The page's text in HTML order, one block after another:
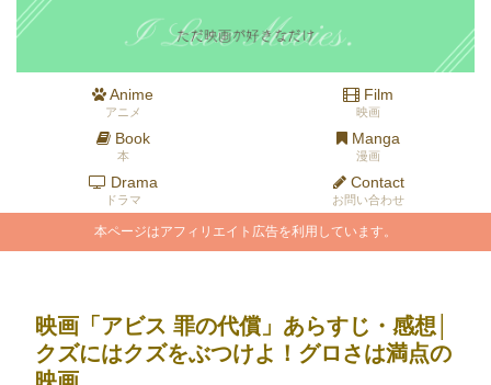
Anime
アニメ
Film
映画
Book
本
Manga
漫画
Drama
ドラマ
Contact
お問い合わせ
本ページはアフィリエイト広告を利用しています。
映画「アビス 罪の代償」あらすじ・感想│
クズにはクズをぶつけよ！グロさは満点の